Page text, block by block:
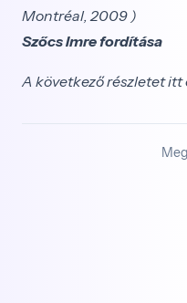
Montréal, 2009 )
Szőcs Imre fordítása
A következő részletetitt